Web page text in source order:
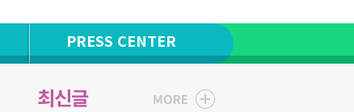
PRESS CENTER
최신글